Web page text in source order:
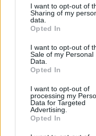
by third parties on the
downstream participants.
by us to third parties on
Downstream
further disclose it to
I want to opt-out of
Sharing of my
data.
Opted In
I want to opt-out of
Sale of my Personal
Data.
Opted In
I want to opt-out of
processing my
Data for Targeted
Advertising.
Opted In
Hotel di Riccione:
disposizione